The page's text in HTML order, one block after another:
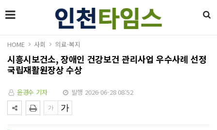
HOME 사회 의료·복지
시흥시보건소, 장애인 건강보건 관리사업 우수사례 선정
국립재활원장상 수상
윤경수 기자 발행 2026-06-28 08:52